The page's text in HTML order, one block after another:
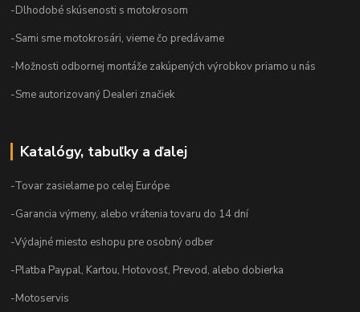
-Dlhodobé skúsenosti s motokrosom
-Sami sme motokrosári, vieme čo predávame
-Možnosti odbornej montáže zakúpených výrobkov priamo u nás
-Sme autorizovaný Dealeri značiek
Katalógy, tabuľky a ďalej
-Tovar zasielame po celej Európe
-Garancia výmeny, alebo vrátenia tovaru do 14 dní
-Výdajné miesto eshopu pre osobný odber
-Platba Paypal, Kartou, Hotovosť, Prevod, alebo dobierka
-Motoservis